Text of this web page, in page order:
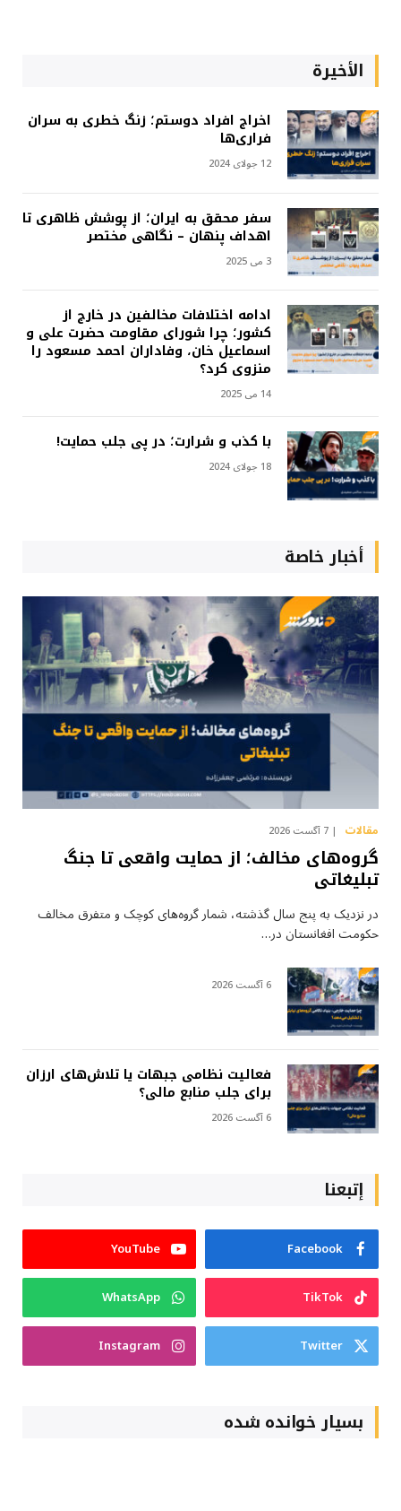
الأخيرة
اخراج افراد دوستم؛ زنگ خطری به سران
فراری‌ها
12 جولای 2024
سفر محقق به ایران؛ از پوشش ظاهری تا
اهداف پنهان – نگاهی مختصر
3 می 2025
ادامه اختلافات مخالفین در خارج از
کشور؛ چرا شورای مقاومت حضرت علی و
اسماعیل خان، وفاداران احمد مسعود را
منزوی کرد؟
14 می 2025
با کذب و شرارت؛ در پی جلب حمایت!
18 جولای 2024
أخبار خاصة
مقالات 7 آگست 2026
گروه‌های مخالف؛ از حمایت واقعی تا جنگ
تبلیغاتی
در نزدیک به پنج سال گذشته، شمار گروه‌های کوچک و متفرق مخالف
حکومت افغانستان در…
6 آگست 2026
فعالیت نظامی جبهات یا تلاش‌های ارزان
برای جلب منابع مالی؟
6 آگست 2026
إتبعنا
Facebook
YouTube
TikTok
WhatsApp
Twitter
Instagram
بسیار خوانده شده